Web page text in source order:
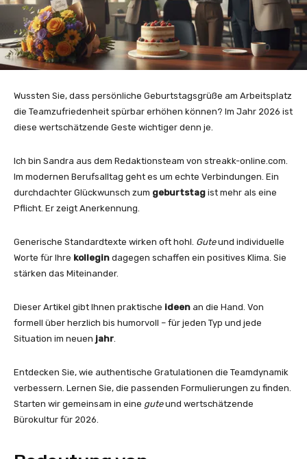
Wussten Sie, dass persönliche Geburtstagsgrüße am Arbeitsplatz
die Teamzufriedenheit spürbar erhöhen können? Im Jahr 2026 ist
diese wertschätzende Geste wichtiger denn je.
Ich bin Sandra aus dem Redaktionsteam von streakk-online.com.
Im modernen Berufsalltag geht es um echte Verbindungen. Ein
durchdachter Glückwunsch zum geburtstag ist mehr als eine
Pflicht. Er zeigt Anerkennung.
Generische Standardtexte wirken oft hohl. Guteund individuelle
Worte für Ihre kollegin dagegen schaffen ein positives Klima. Sie
stärken das Miteinander.
Dieser Artikel gibt Ihnen praktische ideen an die Hand. Von
formell über herzlich bis humorvoll – für jeden Typ und jede
Situation im neuen jahr.
Entdecken Sie, wie authentische Gratulationen die Teamdynamik
verbessern. Lernen Sie, die passenden Formulierungen zu finden.
Starten wir gemeinsam in eine guteund wertschätzende
Bürokultur für 2026.